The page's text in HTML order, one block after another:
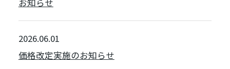
お知らせ
2026.06.01
価格改定実施のお知らせ